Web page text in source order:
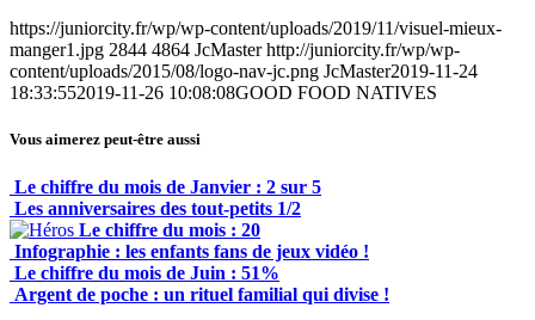
https://juniorcity.fr/wp/wp-content/uploads/2019/11/visuel-mieux-
manger1.jpg 2844 4864 JcMaster http://juniorcity.fr/wp/wp-
content/uploads/2015/08/logo-nav-jc.png JcMaster2019-11-24
18:33:552019-11-26 10:08:08GOOD FOOD NATIVES
Vous aimerez peut-être aussi
Le chiffre du mois de Janvier : 2 sur 5
Les anniversaires des tout-petits 1/2
Le chiffre du mois : 20
Infographie : les enfants fans de jeux vidéo !
Le chiffre du mois de Juin : 51%
Argent de poche : un rituel familial qui divise !